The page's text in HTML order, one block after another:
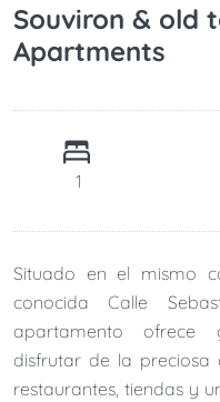
Souviron & old
Apartments
1
Situado en el mismo
conocida Calle
apartamento ofrece
disfrutar de la
restaurantes, tiendas y